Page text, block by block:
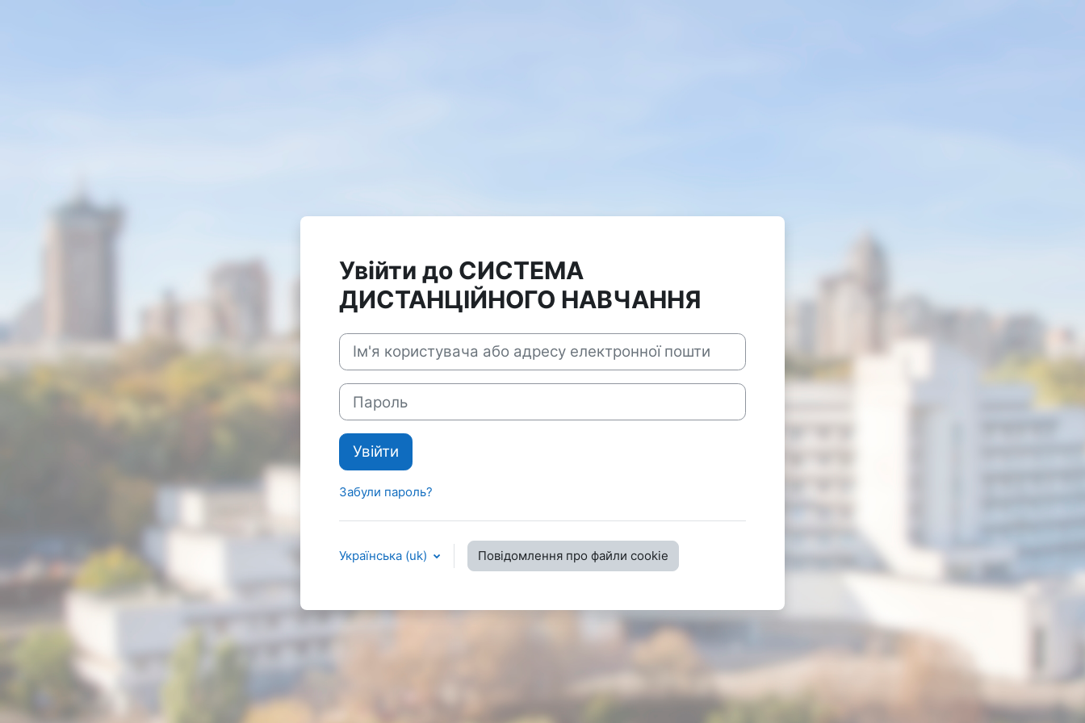
Увійти до СИСТЕМА
ДИСТАНЦІЙНОГО НАВЧАННЯ
Ім'я користувача або адресу електронної пошти
Пароль
Увійти
Забули пароль?
Українська ‎(uk)‎ Повідомлення про файли cookie